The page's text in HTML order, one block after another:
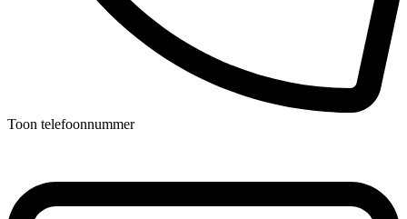
Toon telefoonnummer